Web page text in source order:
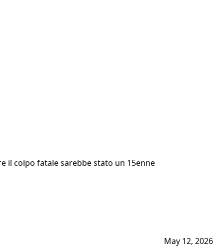
il colpo fatale sarebbe stato un 15enne
May 12, 2026